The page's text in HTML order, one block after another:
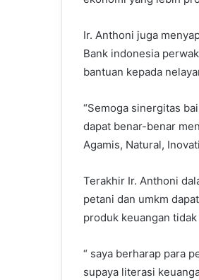
Ir. Anthoni juga
Bank indonesia
bantuan kepada
“Semoga sinergitas
dapat benar-benar
Agamis, Natural,
Terakhir Ir. Anthoni
petani dan umkm
produk keuangan
“ saya berharap para
supaya literasi